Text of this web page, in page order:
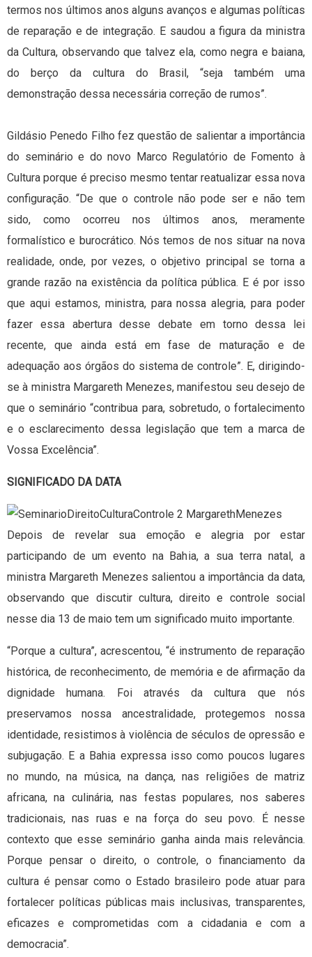
termos nos últimos anos alguns avanços e algumas políticas
de reparação e de integração. E saudou a figura da ministra
da Cultura, observando que talvez ela, como negra e baiana,
do berço da cultura do Brasil, “seja também uma
demonstração dessa necessária correção de rumos”.
Gildásio Penedo Filho fez questão de salientar a importância
do seminário e do novo Marco Regulatório de Fomento à
Cultura porque é preciso mesmo tentar reatualizar essa nova
configuração. “De que o controle não pode ser e não tem
sido, como ocorreu nos últimos anos, meramente
formalístico e burocrático. Nós temos de nos situar na nova
realidade, onde, por vezes, o objetivo principal se torna a
grande razão na existência da política pública. E é por isso
que aqui estamos, ministra, para nossa alegria, para poder
fazer essa abertura desse debate em torno dessa lei
recente, que ainda está em fase de maturação e de
adequação aos órgãos do sistema de controle”. E, dirigindo-
se à ministra Margareth Menezes, manifestou seu desejo de
que o seminário “contribua para, sobretudo, o fortalecimento
e o esclarecimento dessa legislação que tem a marca de
Vossa Excelência”.
SIGNIFICADO DA DATA
Depois de revelar sua emoção e alegria por estar
participando de um evento na Bahia, a sua terra natal, a
ministra Margareth Menezes salientou a importância da data,
observando que discutir cultura, direito e controle social
nesse dia 13 de maio tem um significado muito importante.
“Porque a cultura”, acrescentou, “é instrumento de reparação
histórica, de reconhecimento, de memória e de afirmação da
dignidade humana. Foi através da cultura que nós
preservamos nossa ancestralidade, protegemos nossa
identidade, resistimos à violência de séculos de opressão e
subjugação. E a Bahia expressa isso como poucos lugares
no mundo, na música, na dança, nas religiões de matriz
africana, na culinária, nas festas populares, nos saberes
tradicionais, nas ruas e na força do seu povo. É nesse
contexto que esse seminário ganha ainda mais relevância.
Porque pensar o direito, o controle, o financiamento da
cultura é pensar como o Estado brasileiro pode atuar para
fortalecer políticas públicas mais inclusivas, transparentes,
eficazes e comprometidas com a cidadania e com a
democracia”.